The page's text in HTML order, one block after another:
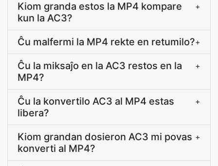
Kiom granda estos la MP4 kompare
kun la AC3?
+
Ĉu malfermi la MP4 rekte en retumilo?+
Ĉu la miksaĵo en la AC3 restos en la
MP4?
+
Ĉu la konvertilo AC3 al MP4 estas
libera?
+
Kiom grandan dosieron AC3 mi povas
konverti al MP4?
+